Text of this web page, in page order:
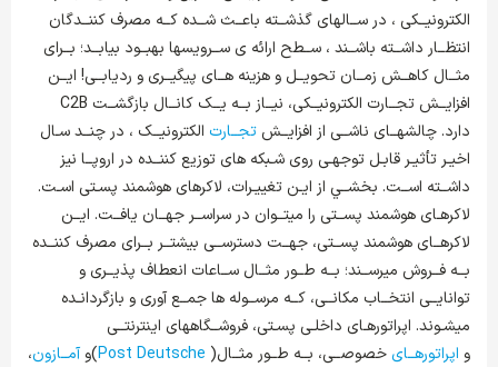
الکترونیــکی ، در ســالهای گذشــته باعــث شــده کــه مصرف کننــدگان
انتظــار داشــته باشــند ، ســطح ارائه ی ســرویسها بهبــود بیابــد؛ بــرای
مثــال کاهــش زمــان تحویــل و هزینه هــای پیگیــری و ردیابــی! ایــن
افزایــش تجــارت الکترونیــکی، نیــاز بــه یــک کانــال بازگشــت C2B
دارد. چالشهــای ناشــی از افزایــش تجــارت الکترونیــک ، در چنــد سـال
اخیـر تأثیـر قابـل توجهـی روی شـبکه های توزیع کننــده در اروپــا نیز
داشــته اســت. بخشــي از ايـن تغييـرات، لاکرهای هوشمند پسـتی اسـت.
لاکرهـای هوشمند پســتی را میتــوان در سراســر جهــان یافــت. ایــن
لاکرهــای هوشمند پســتی، جهــت دسترســی بیشتــر بــرای مصرف کننــده
بــه فــروش میرســند؛ بــه طــور مثــال ســاعات انعطاف پذیــری و
توانایــی انتخــاب مکانــی، کــه مرســوله ها جمــع آوری و بازگردانـده
میشـوند. اپراتورهـای داخلـی پسـتی، فروشــگاههای اینترنتــی
و اپراتورهــایخصوصــی، بــه طــور مثــال( Post Deutsche)وآمــازون،